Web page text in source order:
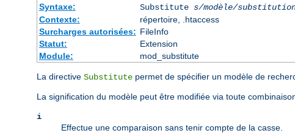
Syntaxe:
Substitute s/modèle/
Contexte:
répertoire, .htaccess
Surcharges autorisées: FileInfo
Statut:
Extension
Module:
mod_substitute
La directive Substitute permet de spécifier un modèle de
La signification du modèle peut être modifiée via toute
i
Effectue une comparaison sans tenir compte de la casse.